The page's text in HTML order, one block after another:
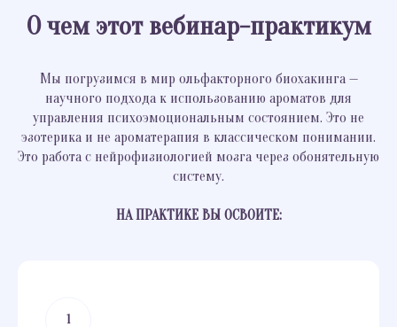
О чем этот вебинар-практикум
Мы погрузимся в мир ольфакторного биохакинга —
научного подхода к использованию ароматов для
управления психоэмоциональным состоянием. Это не
эзотерика и не ароматерапия в классическом понимании.
Это работа с нейрофизиологией мозга через обонятельную
систему.
НА ПРАКТИКЕ ВЫ ОСВОИТЕ: